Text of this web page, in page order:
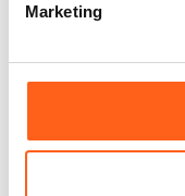
Marketing
Véhicules